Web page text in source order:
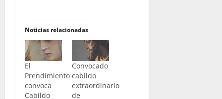
Noticias relacionadas
El
Prendimiento
convoca
Cabildo
Convocado
cabildo
extraordinario
de